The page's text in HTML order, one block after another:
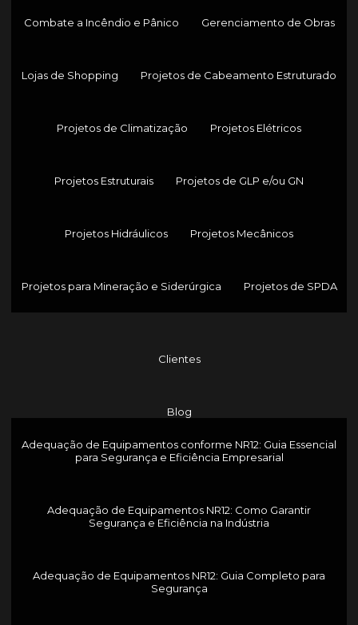
Combate a Incêndio e Pânico Gerenciamento de Obras
Lojas de Shopping Projetos de Cabeamento Estruturado
Projetos de Climatização Projetos Elétricos
Projetos Estruturais Projetos de GLP e/ou GN
Projetos Hidráulicos Projetos Mecânicos
Projetos para Mineração e Siderúrgica Projetos de SPDA
Clientes
Blog
Adequação de Equipamentos conforme NR12: Guia Essencial
para Segurança e Eficiência Empresarial
Adequação de Equipamentos NR12: Como Garantir
Segurança e Eficiência na Indústria
Adequação de Equipamentos NR12: Guia Completo para
Segurança